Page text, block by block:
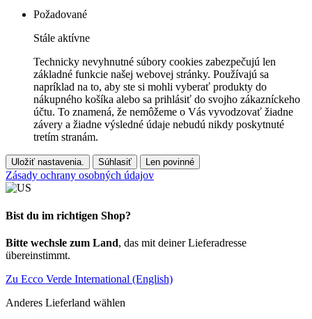
Požadované
Stále aktívne
Technicky nevyhnutné súbory cookies zabezpečujú len
základné funkcie našej webovej stránky. Používajú sa
napríklad na to, aby ste si mohli vyberať produkty do
nákupného košíka alebo sa prihlásiť do svojho zákazníckeho
účtu. To znamená, že nemôžeme o Vás vyvodzovať žiadne
závery a žiadne výsledné údaje nebudú nikdy poskytnuté
tretím stranám.
Uložiť nastavenia. Súhlasiť Len povinné
Zásady ochrany osobných údajov
Bist du im richtigen Shop?
Bitte wechsle zum Land, das mit deiner Lieferadresse
übereinstimmt.
Zu Ecco Verde International (English)
Anderes Lieferland wählen